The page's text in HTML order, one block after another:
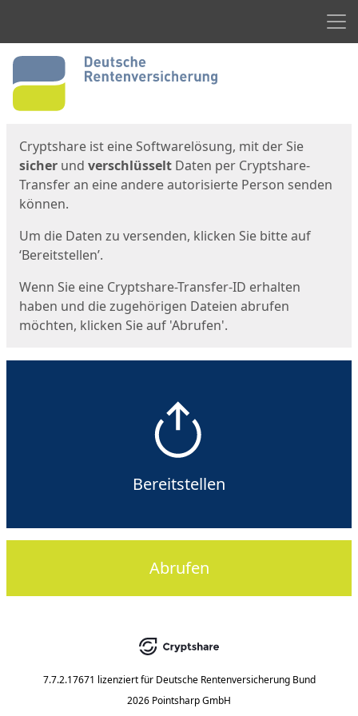
Start
Cryptshare ist eine Softwarelösung, mit der Sie
sicher und verschlüsselt Daten per Cryptshare-
Transfer an eine andere autorisierte Person senden
können.
Um die Daten zu versenden, klicken Sie bitte auf
‘Bereitstellen’.
Wenn Sie eine Cryptshare-Transfer-ID erhalten
haben und die zugehörigen Dateien abrufen
möchten, klicken Sie auf 'Abrufen'.
Bereitstellen
Abrufen
7.7.2.17671 lizenziert für Deutsche Rentenversicherung Bund
2026 Pointsharp GmbH